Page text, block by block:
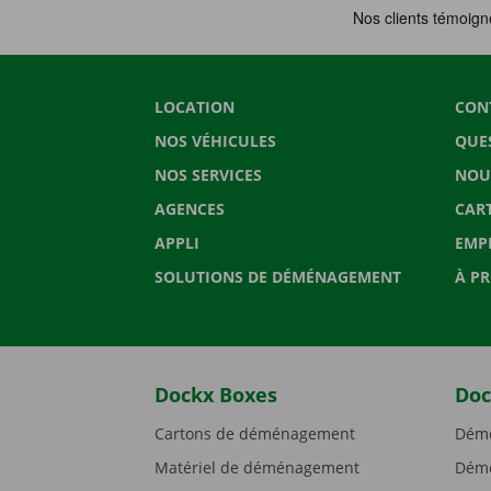
LOCATION
NOS VÉHICULES
NOS SERVICES
AGENCES
APPLI
SOLUTIONS DE DÉMÉNAGEMENT
À
Dockx Boxes
Cartons de déménagement
Matériel de déménagement